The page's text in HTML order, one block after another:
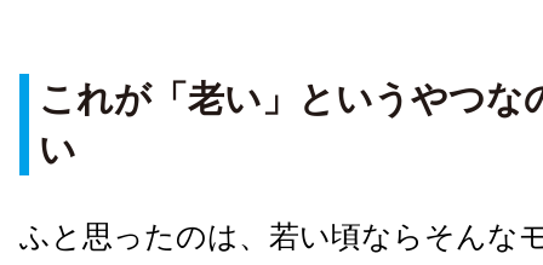
これが「老い」というやつな
い
ふと思ったのは、若い頃ならそんな